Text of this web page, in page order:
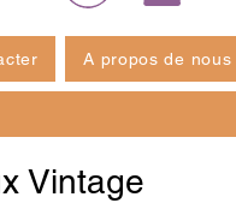
A propos de nous
Vintage